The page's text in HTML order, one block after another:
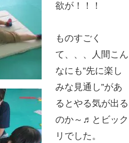
欲が！！！
ものすごく
て、、、人間こん
なにも”先に楽し
みな見通し”があ
るとやる気が出る
のか～♬とビック
リでした。